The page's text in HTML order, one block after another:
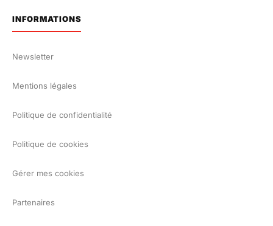
INFORMATIONS
Newsletter
Mentions légales
Politique de confidentialité
Politique de cookies
Gérer mes cookies
Partenaires